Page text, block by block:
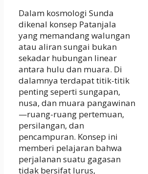
Dalam kosmologi Sunda
dikenal konsep Patanjala
yang memandang walungan
atau aliran sungai bukan
sekadar hubungan linear
antara hulu dan muara. Di
dalamnya terdapat titik-titik
penting seperti sungapan,
nusa, dan muara pangawinan
—ruang-ruang pertemuan,
persilangan, dan
pencampuran. Konsep ini
memberi pelajaran bahwa
perjalanan suatu gagasan
tidak bersifat lurus,